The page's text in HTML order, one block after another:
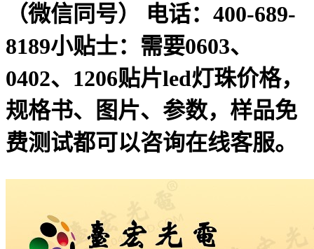
（微信同号） 电话：400-689-
8189小贴士：需要0603、
0402、1206贴片led灯珠价格，
规格书、图片、参数，样品免
费测试都可以咨询在线客服。